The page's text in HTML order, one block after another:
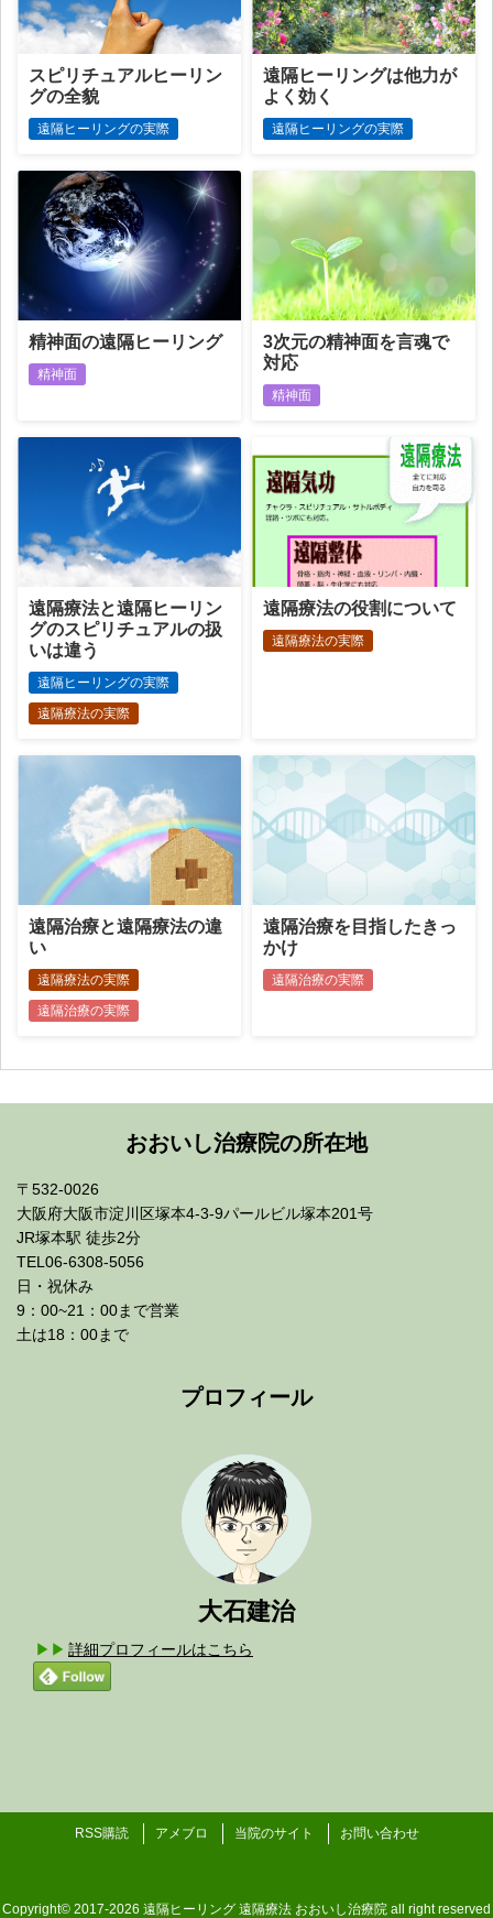
スピリチュアルヒーリン
グの全貌
遠隔ヒーリングの実際
遠隔ヒーリングは他力が
よく効く
遠隔ヒーリングの実際
精神面の遠隔ヒーリング
精神面
3次元の精神面を言魂で
対応
精神面
遠隔療法と遠隔ヒーリン
グのスピリチュアルの扱
いは違う
遠隔ヒーリングの実際
遠隔療法の実際
遠隔療法の役割について
遠隔療法の実際
遠隔治療と遠隔療法の違
い
遠隔療法の実際
遠隔治療の実際
遠隔治療を目指したきっ
かけ
遠隔治療の実際
おおいし治療院の所在地
〒532-0026
大阪府大阪市淀川区塚本4-3-9パールビル塚本201号
JR塚本駅 徒歩2分
TEL06-6308-5056
日・祝休み
9：00~21：00まで営業
土は18：00まで
プロフィール
大石建治
詳細プロフィールはこちら
RSS購読 アメブロ 当院のサイト お問い合わせ
Copyright© 2017-2026 遠隔ヒーリング 遠隔療法 おおいし治療院 all right reserved